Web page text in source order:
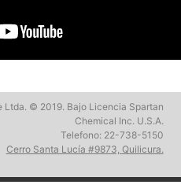
Ltda. © 2019. Bajo Licencia Spartan
Chemical Inc. U.S.A.
Telefono: 22-738-5150
Cerro Santa Lucía #9873, Quilicura.